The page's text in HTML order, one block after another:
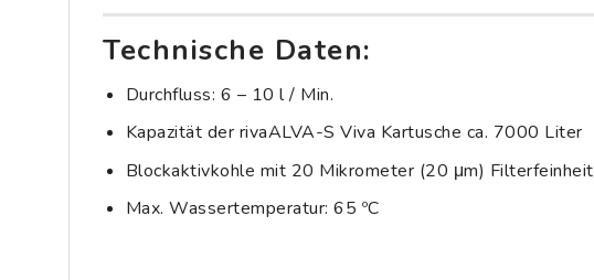
Technische Daten:
Durchfluss: 6 – 10 l / Min.
Kapazität der rivaALVA-S Viva Kartusche ca. 7000 Liter
Blockaktivkohle mit 20 Mikrometer (20 μm) Filterfeinheit
Max. Wassertemperatur: 65 ºC